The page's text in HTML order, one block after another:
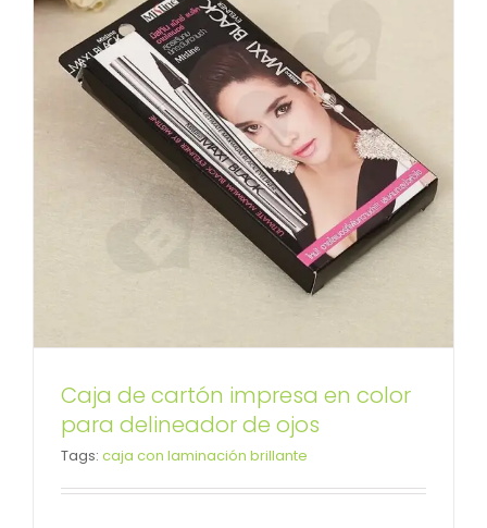
Caja de cartón impresa en color
para delineador de ojos
Tags: caja con laminación brillante
Caja de cartón rosa de moda
para juego de cosméticos
Caja con tapa desmontable